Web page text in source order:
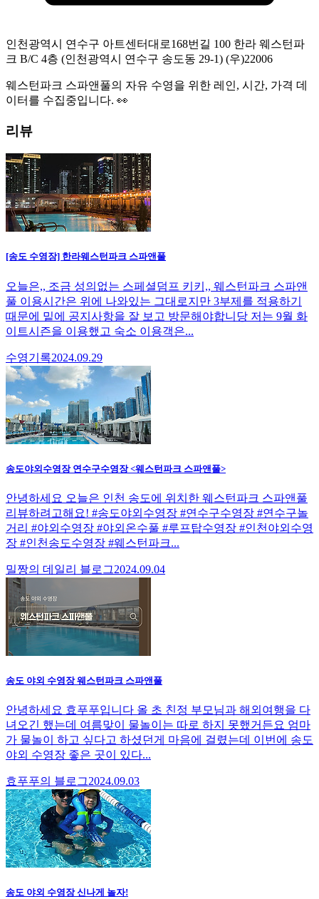
인천광역시 연수구 아트센터대로168번길 100 한라 웨스턴파
크 B/C 4층 (인천광역시 연수구 송도동 29-1) (우)22006
웨스턴파크 스파앤풀의 자유 수영을 위한 레인, 시간, 가격 데
이터를 수집중입니다. 👀
리뷰
[송도 수영장] 한라웨스턴파크 스파앤풀
오늘은,, 조금 성의없는 스페셜덤프 키키,, 웨스턴파크 스파앤
풀 이용시간은 위에 나와있는 그대로지만 3부제를 적용하기
때문에 밑에 공지사항을 잘 보고 방문해야합니당 저는 9월 화
이트시즌을 이용했고 숙소 이용객은...
수영기록2024.09.29
송도야외수영장 연수구수영장 <웨스턴파크 스파앤풀>
안녕하세요 오늘은 인천 송도에 위치한 웨스턴파크 스파앤풀
리뷰하려고해요! #송도야외수영장 #연수구수영장 #연수구놀
거리 #야외수영장 #야외온수풀 #루프탑수영장 #인천야외수영
장 #인천송도수영장 #웨스턴파크...
밀짱의 데일리 블로그2024.09.04
송도 야외 수영장 웨스턴파크 스파앤풀
안녕하세요 효푸푸입니다 올 초 친정 부모님과 해외여행을 다
녀오긴 했는데 여름맞이 물놀이는 따로 하지 못했거든요 엄마
가 물놀이 하고 싶다고 하셨던게 마음에 걸렸는데 이번에 송도
야외 수영장 좋은 곳이 있다...
효푸푸의 블로그2024.09.03
송도 야외 수영장 신나게 놀자!